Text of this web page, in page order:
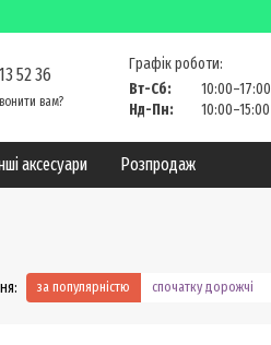
52 36
вам?
Графік роботи:
Вт-Сб:
10:00–17:00
Нд-Пн:
10:00–15:00
аксесуари Розпродаж
за популярністю спочатку дорожчі